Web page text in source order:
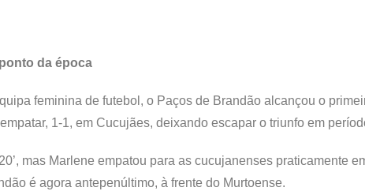
da época
feminina de futebol, o Paços de Brandão alcançou o
1-1, em Cucujães, deixando escapar o triunfo em
mas Marlene empatou para as cucujanenses praticamente
é agora antepenúltimo, à frente do Murtoense.